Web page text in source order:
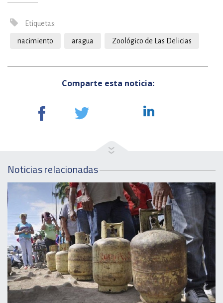
Etiquetas:
nacimiento aragua Zoológico de Las Delicias
Comparte esta noticia:
Noticias relacionadas